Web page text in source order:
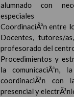
alumnado con
especiales
CoordinaciÃ³n entre
Docentes, tutores/
profesorado del
Procedimientos y
la comunicaciÃ³n,
coordinaciÃ³n con
presencial y